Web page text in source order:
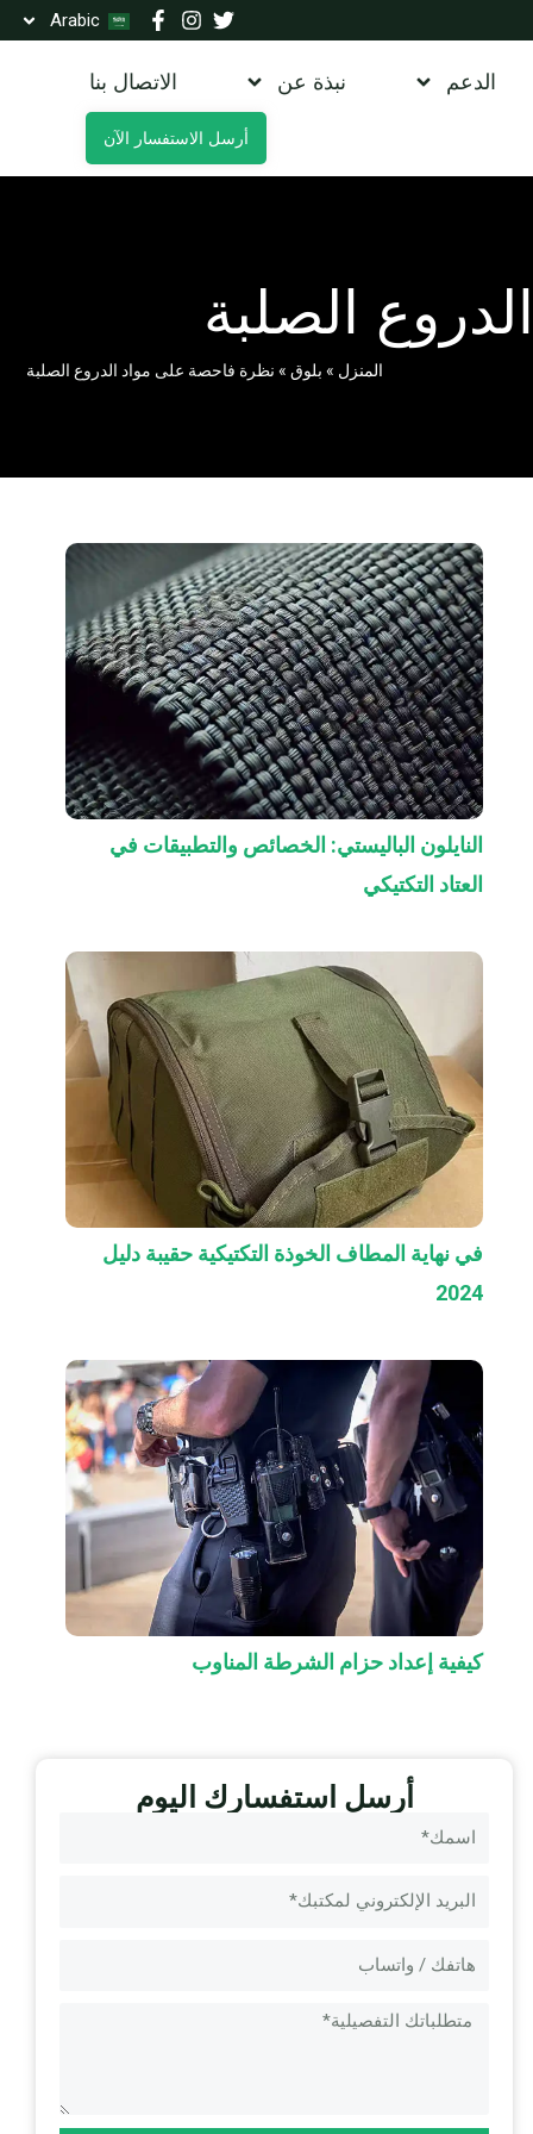
Arabic
الدعم نبذة عن الاتصال بنا
أرسل الاستفسار الآن
الصلبة
المنزل » بلوق » نظرة فاحصة على مواد الدروع الصلبة
النايلون الباليستي: الخصائص والتطبيقات في
العتاد التكتيكي
في نهاية المطاف الخوذة التكتيكية حقيبة دليل
2024
كيفية إعداد حزام الشرطة المناوب
أرسل استفسارك اليوم
اسم
البريد
الرسالة